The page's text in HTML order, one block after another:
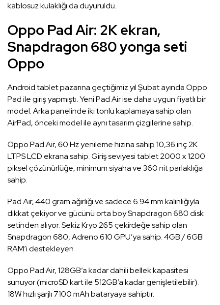
kablosuz kulaklığı da duyuruldu.
Oppo Pad Air: 2K ekran,
Snapdragon 680 yonga seti
Oppo
Android tablet pazarına geçtiğimiz yıl Şubat ayında Oppo
Pad ile giriş yapmıştı. Yeni Pad Air ise daha uygun fiyatlı bir
model. Arka panelinde iki tonlu kaplamaya sahip olan
AirPad, önceki model ile aynı tasarım çizgilerine sahip.
Oppo Pad Air, 60 Hz yenileme hızına sahip 10,36 inç 2K
LTPS LCD ekrana sahip. Giriş seviyesi tablet 2000 x 1200
piksel çözünürlüğe, minimum siyaha ve 360 ​​nit parlaklığa
sahip.
Pad Air, 440 gram ağırlığı ve sadece 6.94 mm kalınlığıyla
dikkat çekiyor ve gücünü orta boy Snapdragon 680 disk
setinden alıyor. Sekiz Kryo 265 çekirdeğe sahip olan
Snapdragon 680, Adreno 610 GPU’ya sahip. 4GB / 6GB
RAM’i destekleyen
Oppo Pad Air, 128GB’a kadar dahili bellek kapasitesi
sunuyor (microSD kart ile 512GB’a kadar genişletilebilir).
18W hızlı şarjlı 7100 mAh bataryaya sahiptir.